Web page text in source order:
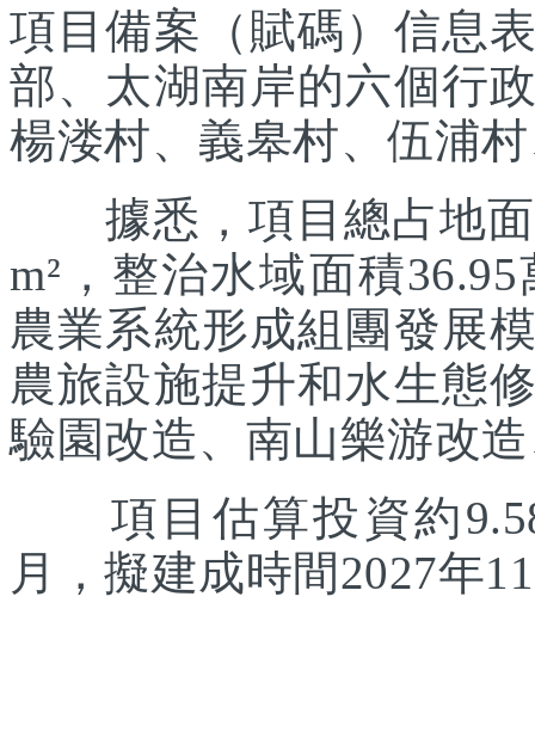
項目備案（賦碼）信息
部、太湖南岸的六個行
楊溇村、義皋村、伍浦
據悉，項目總占地面
m²，整治水域面積
農業系統形成組團發展
農旅設施提升和水生態
驗園改造、南山樂游改
項目估算投資約9.58
月，擬建成時間2027年